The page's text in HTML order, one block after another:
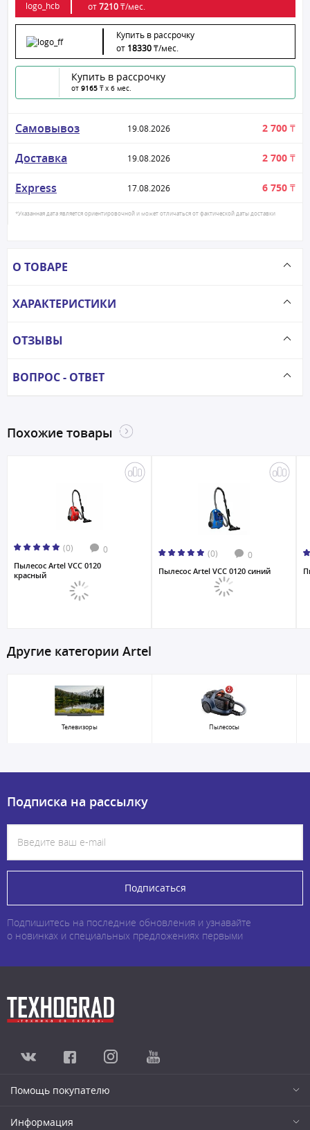
от7210₸/мес.
Купить в рассрочку
от 18330₸/мес.
Купить в рассрочку
от 9165 ₸ x 6 мес.
Самовывоз 19.08.2026 2 700 ₸
Доставка 19.08.2026 2 700 ₸
Express 17.08.2026 6 750 ₸
*Указанная дата является ориентировочной и может отличаться от фактической даты доставки
О ТОВАРЕ
ХАРАКТЕРИСТИКИ
ОТЗЫВЫ
ВОПРОС - ОТВЕТ
Похожие товары
(0) 0
Пылесос Artel VCC 0120
красный
(0) 0
Пылесос Artel VCC 0120 синий
Другие категории Artel
Телевизоры Пылесосы
Подписка на рассылку
Подписаться
Подпишитесь на последние обновления и узнавайте
о новинках и специальных предложениях первыми
Помощь покупателю
Информация